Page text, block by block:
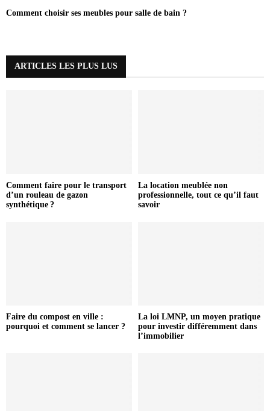
Comment choisir ses meubles pour salle de bain ?
ARTICLES LES PLUS LUS
Comment faire pour le transport
d’un rouleau de gazon
synthétique ?
La location meublée non
professionnelle, tout ce qu’il faut
savoir
Faire du compost en ville :
pourquoi et comment se lancer ?
La loi LMNP, un moyen pratique
pour investir différemment dans
l’immobilier